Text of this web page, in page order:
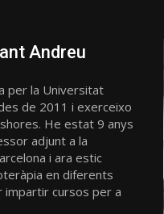
Andreu
per la Universitat
de 2011 i exerceixo
He estat 9 anys
adjunt a la
i ara estic
en diferents
impartir cursos per a